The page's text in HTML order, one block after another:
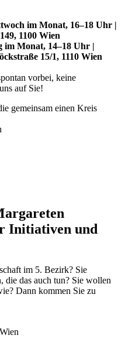
im Monat, 16–18 Uhr |
1100 Wien
im Monat, 14–18 Uhr |
15/1, 1110 Wien
vorbei, keine
auf Sie!
Initiativen und
im 5. Bezirk? Sie
die das auch tun? Sie wollen
Dann kommen Sie zu